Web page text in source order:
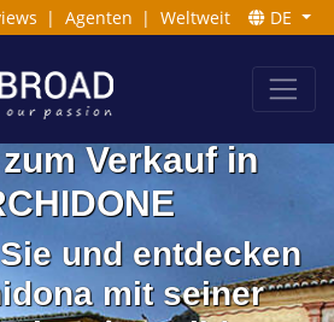
| Agenten | Weltweit DE
Verkauf in
und entdecken
mit seiner